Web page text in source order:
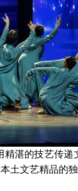
湛的技艺传
土文艺精品的独